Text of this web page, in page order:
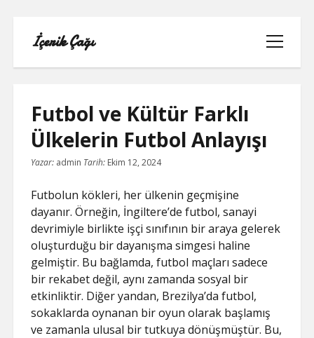
İçerik Çağı
menüyü
aç
LISTE
SAYFA LISTESI
TWITTER BEĞENI HILESI ŞIFRESIZ
TWITTER PROFIL FOTO
Futbol ve Kültür Farklı
Ülkelerin Futbol Anlayışı
Yazar: admin Tarih: Ekim 12, 2024
Futbolun kökleri, her ülkenin geçmişine
dayanır. Örneğin, İngiltere’de futbol, sanayi
devrimiyle birlikte işçi sınıfının bir araya gelerek
oluşturduğu bir dayanışma simgesi haline
gelmiştir. Bu bağlamda, futbol maçları sadece
bir rekabet değil, aynı zamanda sosyal bir
etkinliktir. Diğer yandan, Brezilya’da futbol,
sokaklarda oynanan bir oyun olarak başlamış
ve zamanla ulusal bir tutkuya dönüşmüştür. Bu,